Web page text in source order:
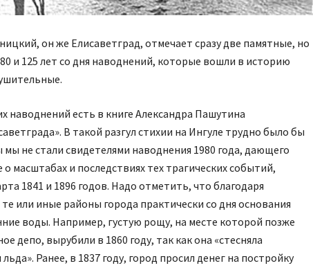
он же Елисаветград, отмечает сразу две памятные, но
и 125 лет со дня наводнений, которые вошли в историю
наводнений есть в книге Александра Пашутина
В такой разгул стихии на Ингуле трудно было бы
мы не стали свидетелями наводнения 1980 года, дающего
масштабах и последствиях тех трагических событий,
1841 и 1896 годов. Надо отметить, что благодаря
или иные районы города практически со дня основания
воды. Например, густую рощу, на месте которой позже
депо, вырубили в 1860 году, так как она «стесняла
Ранее, в 1837 году, город просил денег на постройку